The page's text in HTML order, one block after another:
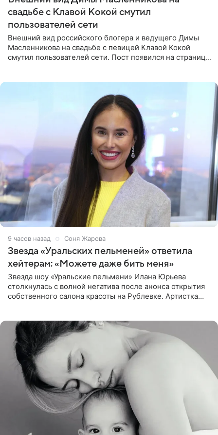
свадьбе с Клавой Кокой смутил
пользователей сети
Внешний вид российского блогера и ведущего Димы
Масленникова на свадьбе с певицей Клавой Кокой
смутил пользователей сети. Пост появился на странице
9 часов назад Соня Жарова
Звезда «Уральских пельменей» ответила
хейтерам: «Можете даже бить меня»
Звезда шоу «Уральские пельмени» Илана Юрьева
столкнулась с волной негатива после анонса открытия
собственного салона красоты на Рублевке. Артистка